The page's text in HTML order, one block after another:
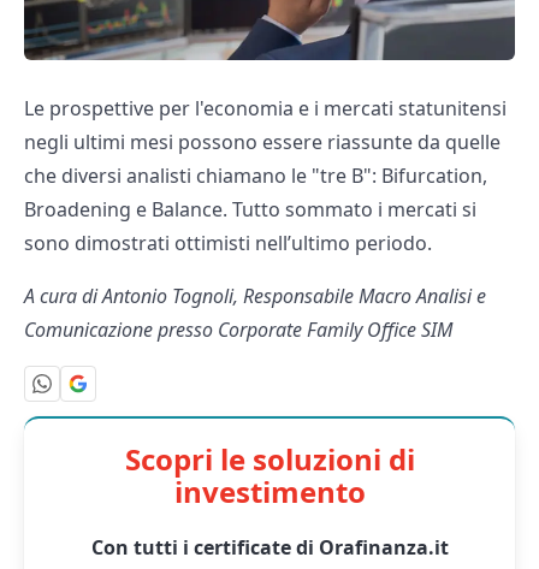
Le prospettive per l'economia e i mercati statunitensi
negli ultimi mesi possono essere riassunte da quelle
che diversi analisti chiamano le "tre B": Bifurcation,
Broadening e Balance. Tutto sommato i mercati si
sono dimostrati ottimisti nell’ultimo periodo.
A cura di Antonio Tognoli, Responsabile Macro Analisi e
Comunicazione presso Corporate Family Office SIM
Scopri le soluzioni di
investimento
Con tutti i certificate di Orafinanza.it